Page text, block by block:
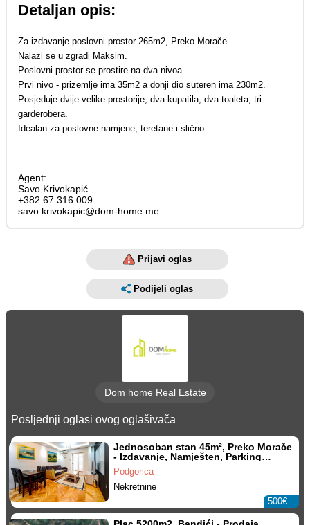
Detaljan opis:
Za izdavanje poslovni prostor 265m2, Preko Morače.
Nalazi se u zgradi Maksim.
Poslovni prostor se prostire na dva nivoa.
Prvi nivo - prizemlje ima 35m2 a donji dio suteren ima 230m2.
Posjeduje dvije velike prostorije, dva kupatila, dva toaleta, tri
garderobera.
Idealan za poslovne namjene, teretane i slično.
Agent:
Savo Krivokapić
+382 67 316 009
savo.krivokapic@dom-home.me
Prijavi oglas
Podijeli oglas
Dom home Real Estate
Posljednji oglasi ovog oglašivača
Jednosoban stan 45m², Preko Morače
- Izdavanje, Namješten, Parking
mjesto
Podgorica
Nekretnine
500€